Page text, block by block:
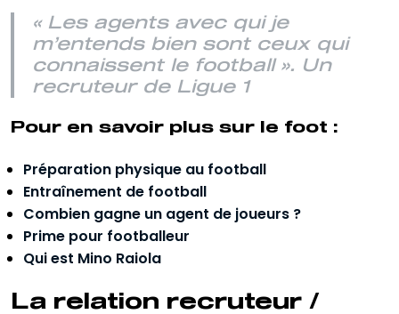
« Les agents avec qui je
m’entends bien sont ceux qui
connaissent le football ». Un
recruteur de Ligue 1
Pour en savoir plus sur le foot :
Préparation physique au football
Entraînement de football
Combien gagne un agent de joueurs ?
Prime pour footballeur
Qui est Mino Raiola
La relation recruteur /